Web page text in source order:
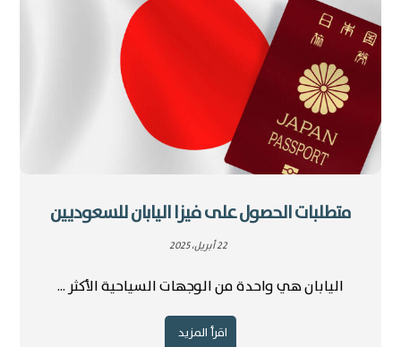
متطلبات الحصول على فيزا اليابان للسعوديين
22 أبريل، 2025
اليابان هي واحدة من الوجهات السياحية الأكثر ...
اقرأ المزيد